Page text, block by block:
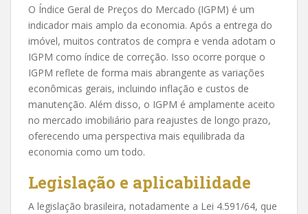
O Índice Geral de Preços do Mercado (IGPM) é um
indicador mais amplo da economia. Após a entrega do
imóvel, muitos contratos de compra e venda adotam o
IGPM como índice de correção. Isso ocorre porque o
IGPM reflete de forma mais abrangente as variações
econômicas gerais, incluindo inflação e custos de
manutenção. Além disso, o IGPM é amplamente aceito
no mercado imobiliário para reajustes de longo prazo,
oferecendo uma perspectiva mais equilibrada da
economia como um todo.
Legislação e aplicabilidade
A legislação brasileira, notadamente a Lei 4.591/64, que